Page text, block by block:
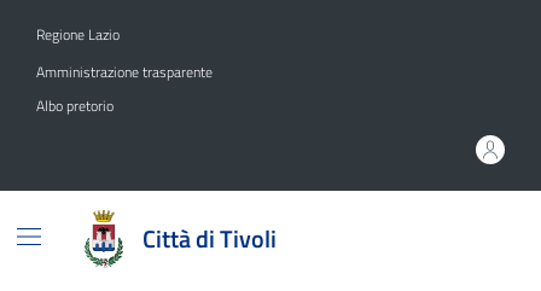
Regione Lazio
Amministrazione trasparente
Albo pretorio
Città di Tivoli